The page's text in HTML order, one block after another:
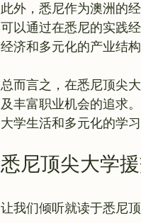
此外，悉尼作为澳洲的
可以通过在悉尼的实践
经济和多元化的产业结
总而言之，在悉尼顶尖
及丰富职业机会的追求
悉尼顶尖大学